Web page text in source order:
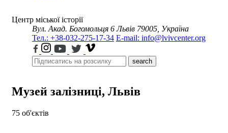
Центр міської історії
Вул. Акад. Богомольця 6 Львів 79005, Україна
Тел.: +38-032-275-17-34 E-mail: info@lvivcenter.org
search
Музей залізниці, Львів
75 об'єктів